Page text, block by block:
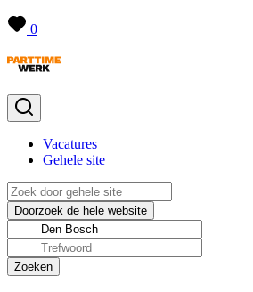
0
Vacatures
Gehele site